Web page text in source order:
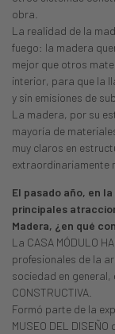
obra.
La realidad de la
fuego: la madera
mejor que otros
interior, para que la
y sin emisiones de
La madera, por su
mayoría de
muy claros en
extraordinariamente
El pasado año, en
principales
Madera, ¿en qué
La CASA MÓDULO
profesionales de la
sociedad en general,
CONSTRUCTIVA.
Formó parte de la
MUSEO DEL